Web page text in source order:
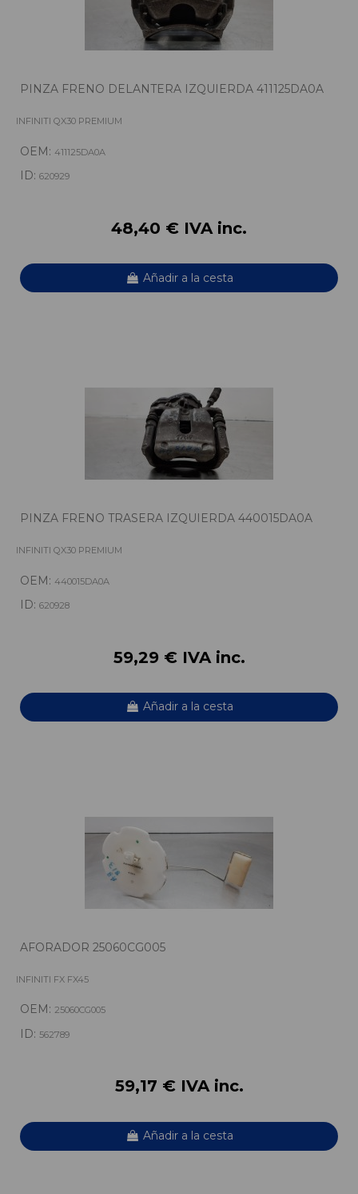
PINZA FRENO DELANTERA IZQUIERDA 411125DA0A
INFINITI QX30 PREMIUM
OEM: 411125DA0A
ID: 620929
48,40 € IVA inc.
Añadir a la cesta
PINZA FRENO TRASERA IZQUIERDA 440015DA0A
INFINITI QX30 PREMIUM
OEM: 440015DA0A
ID: 620928
59,29 € IVA inc.
Añadir a la cesta
AFORADOR 25060CG005
INFINITI FX FX45
OEM: 25060CG005
ID: 562789
59,17 € IVA inc.
Añadir a la cesta